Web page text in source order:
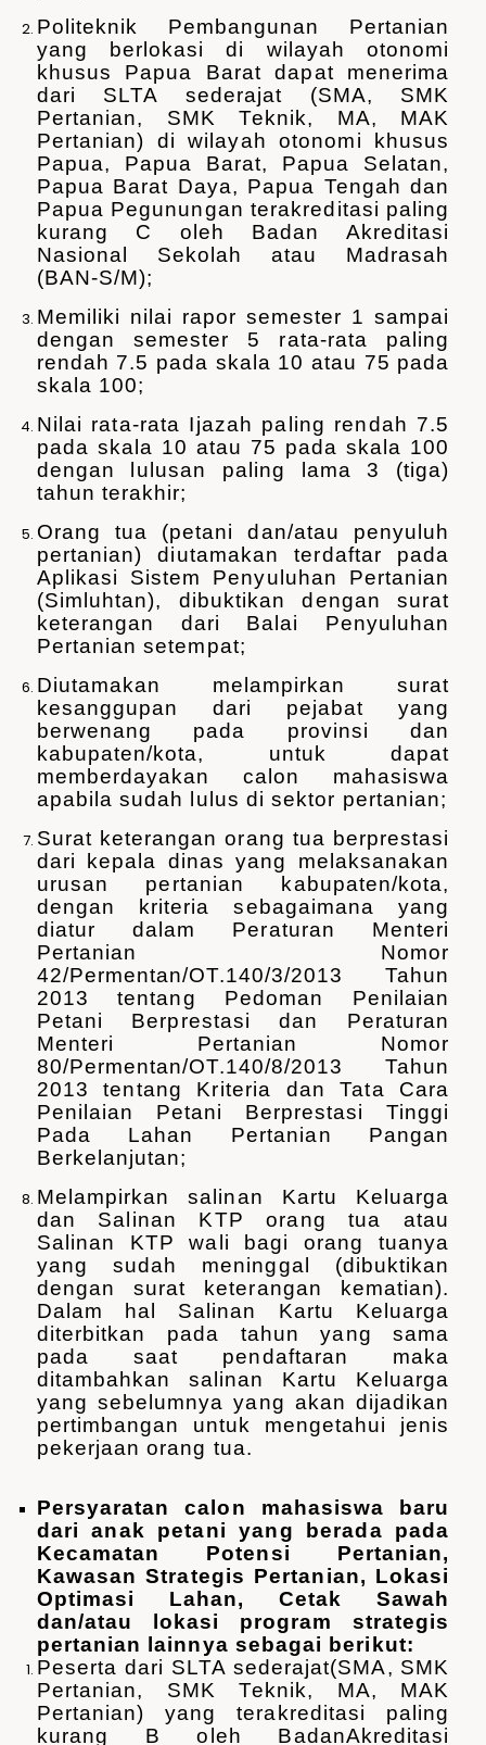
Politeknik Pembangunan Pertanian
yang berlokasi di wilayah otonomi
khusus Papua Barat dapat menerima
dari SLTA sederajat (SMA, SMK
Pertanian, SMK Teknik, MA, MAK
Pertanian) di wilayah otonomi khusus
Papua, Papua Barat, Papua Selatan,
Papua Barat Daya, Papua Tengah dan
Papua Pegunungan terakreditasi paling
kurang C oleh Badan Akreditasi
Nasional Sekolah atau Madrasah
(BAN-S/M);
Memiliki nilai rapor semester 1 sampai
dengan semester 5 rata-rata paling
rendah 7.5 pada skala 10 atau 75 pada
skala 100;
Nilai rata-rata Ijazah paling rendah 7.5
pada skala 10 atau 75 pada skala 100
dengan lulusan paling lama 3 (tiga)
tahun terakhir;
Orang tua (petani dan/atau penyuluh
pertanian) diutamakan terdaftar pada
Aplikasi Sistem Penyuluhan Pertanian
(Simluhtan), dibuktikan dengan surat
keterangan dari Balai Penyuluhan
Pertanian setempat;
Diutamakan melampirkan surat
kesanggupan dari pejabat yang
berwenang pada provinsi dan
kabupaten/kota, untuk dapat
memberdayakan calon mahasiswa
apabila sudah lulus di sektor pertanian;
Surat keterangan orang tua berprestasi
dari kepala dinas yang melaksanakan
urusan pertanian kabupaten/kota,
dengan kriteria sebagaimana yang
diatur dalam Peraturan Menteri
Pertanian Nomor
42/Permentan/OT.140/3/2013 Tahun
2013 tentang Pedoman Penilaian
Petani Berprestasi dan Peraturan
Menteri Pertanian Nomor
80/Permentan/OT.140/8/2013 Tahun
2013 tentang Kriteria dan Tata Cara
Penilaian Petani Berprestasi Tinggi
Pada Lahan Pertanian Pangan
Berkelanjutan;
Melampirkan salinan Kartu Keluarga
dan Salinan KTP orang tua atau
Salinan KTP wali bagi orang tuanya
yang sudah meninggal (dibuktikan
dengan surat keterangan kematian).
Dalam hal Salinan Kartu Keluarga
diterbitkan pada tahun yang sama
pada saat pendaftaran maka
ditambahkan salinan Kartu Keluarga
yang sebelumnya yang akan dijadikan
pertimbangan untuk mengetahui jenis
pekerjaan orang tua.
Persyaratan calon mahasiswa baru
dari anak petani yang berada pada
Kecamatan Potensi Pertanian,
Kawasan Strategis Pertanian, Lokasi
Optimasi Lahan, Cetak Sawah
dan/atau lokasi program strategis
pertanian lainnya sebagai berikut:
Peserta dari SLTA sederajat(SMA, SMK
Pertanian, SMK Teknik, MA, MAK
Pertanian) yang terakreditasi paling
kurang B oleh BadanAkreditasi